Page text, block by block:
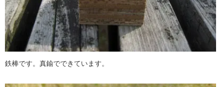
鉄棒です。真鍮でできています。